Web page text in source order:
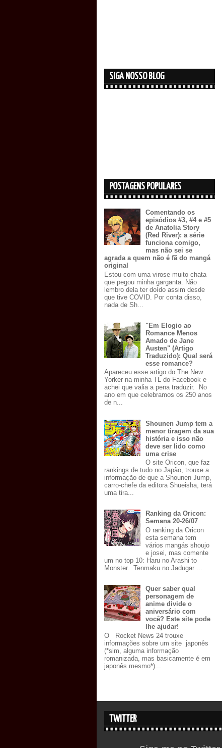
SIGA NOSSO BLOG
POSTAGENS POPULARES
Comentando os
episódios #3, #4 e #5
de Anatolia Story
(Red River): a série
funciona comigo,
mas não sei se
agrada a quem não é fã do mangá
original
Estou com uma virose muito chata
que pegou minha garganta. Não
lembro dela ter doído assim desde
que tive COVID. Por conta disso,
nada de Sh...
"Em Elogio ao
Romance Menos
Amado de Jane
Austen" (Artigo
Traduzido): Qual será
esse romance?
Apareceu esse artigo do The New
Yorker na minha TL do Facebook e
achei que valia a pena traduzir. No
ano em que celebramos os 250 anos
de n...
Shounen Jump tem a
menor tiragem da sua
história e isso não
deve ser lido como
uma crise
O site Oricon, que faz
rankings de tudo no Japão, trouxe a
informação de que a Shounen Jump,
carro-chefe da editora Shueisha, terá
uma tira...
Ranking da Oricon:
Semana 20-26/07
O ranking da Oricon
esta semana tem
vários mangás shoujo
e josei, mas comente
um no top 10: Haru no Arashi to
Monster. Tenmaku no Jadugar ...
Quer saber qual
personagem de
anime divide o
aniversário com
você? Este site pode
lhe ajudar!
O Rocket News 24 trouxe
informações sobre um site japonês
(*sim, alguma informação
romanizada, mas basicamente é em
japonês mesmo*)...
TWITTER